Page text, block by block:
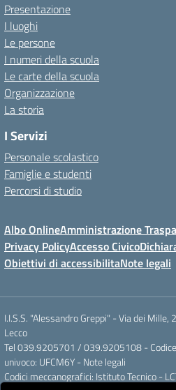
Presentazione
I luoghi
Le persone
I numeri della scuola
Le carte della scuola
Organizzazione
La storia
I Servizi
Personale scolastico
Famiglie e studenti
Percorsi di studio
Albo OnlineAmministrazione
Privacy PolicyAccesso Civico
Obiettivi di accessibilitaNote legali
I.I.S.S. "Alessandro Greppi" - Via dei
Lecco
Tel 039.9205701 / 039.9205108 -
univoco: UFCM6Y - Note legali
Codici meccanografici: Istituto Tecnico -